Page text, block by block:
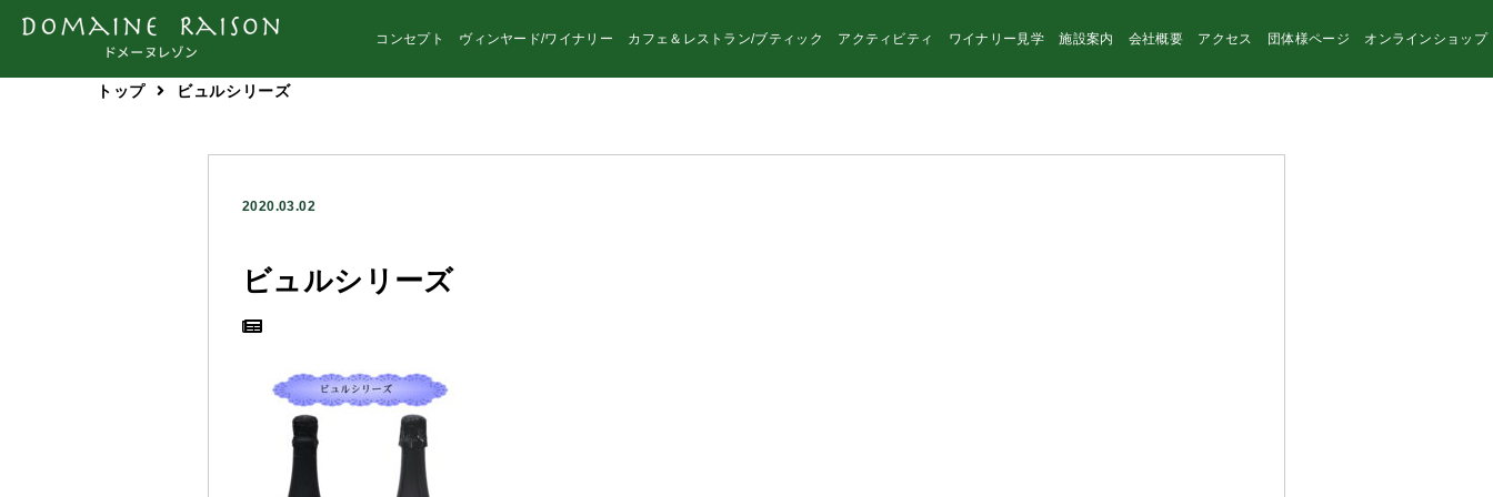
コンセプト ヴィンヤード/ワイナリー カフェ＆レストラン/ブティック アクティビティ ワイナリー見学 施設案内 会社概要 アクセス 団体様ページ オンラインショップ
トップ ビュルシリーズ
2020.03.02
ビュルシリーズ